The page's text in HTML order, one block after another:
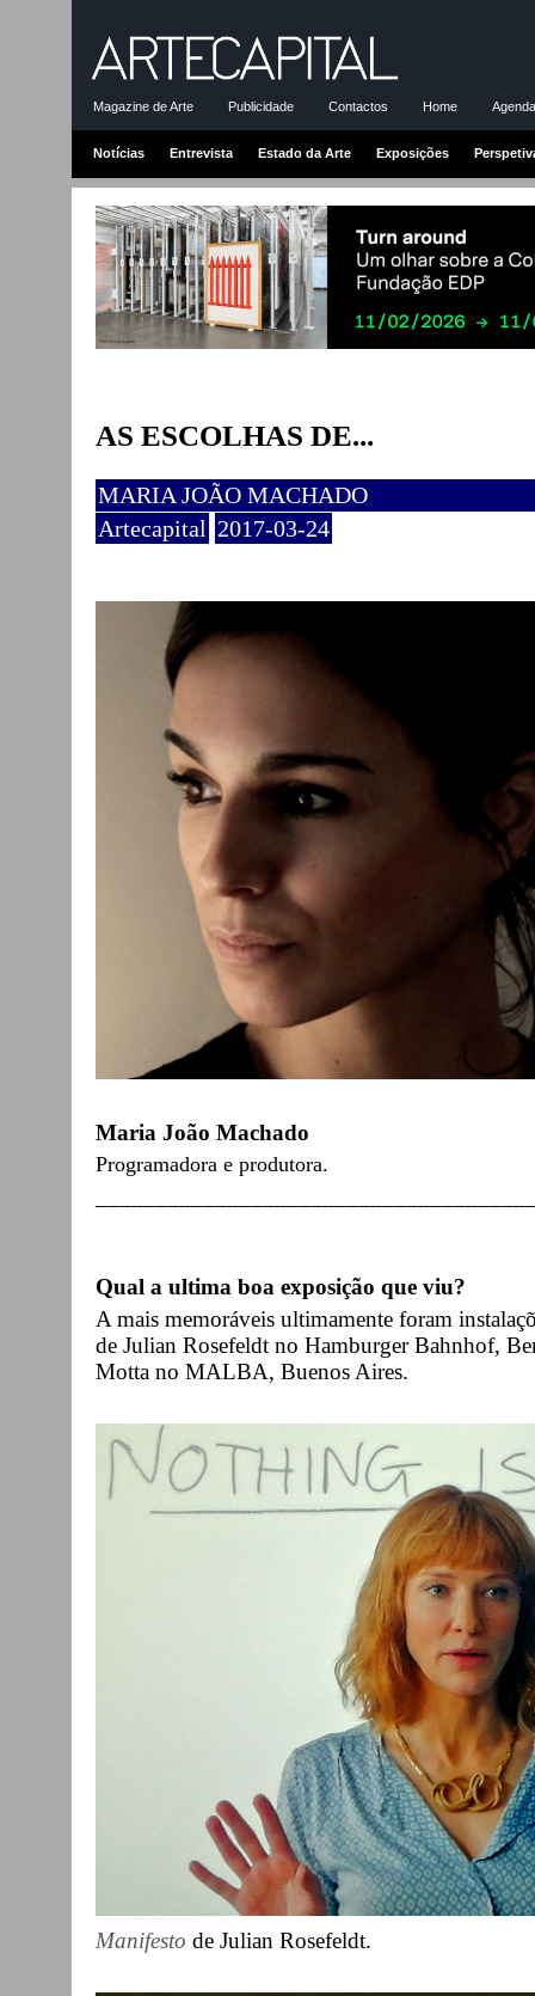
Magazine de Arte Publicidade Contactos Home
Notícias Entrevista Estado da Arte Exposições
AS ESCOLHAS DE...
MARIA JOÃO MACHADO
Artecapital 2017-03-24
Maria João Machado
Programadora e produtora.
Qual a ultima boa exposição que viu?
A mais memoráveis ultimamente foram
de Julian Rosefeldt no Hamburger Bahnhof,
Motta no MALBA, Buenos Aires.
Manifesto de Julian Rosefeldt.